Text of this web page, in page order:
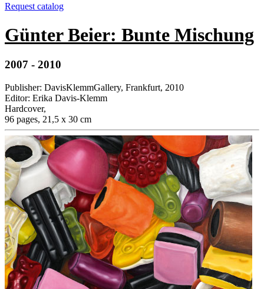
Request catalog
Günter Beier: Bunte Mischung
2007 - 2010
Publisher: DavisKlemmGallery, Frankfurt, 2010
Editor: Erika Davis-Klemm
Hardcover,
96 pages, 21,5 x 30 cm